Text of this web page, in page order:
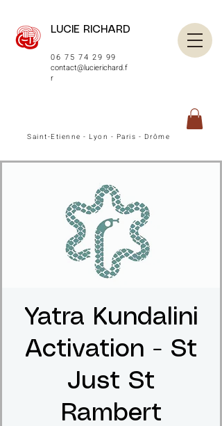
LUCIE RICHARD
06 75 74 29 99
contact@lucierichard.f
r
Saint-Etienne - Lyon - Paris - Drôme
Yatra Kundalini
Activation - St
Just St
Rambert